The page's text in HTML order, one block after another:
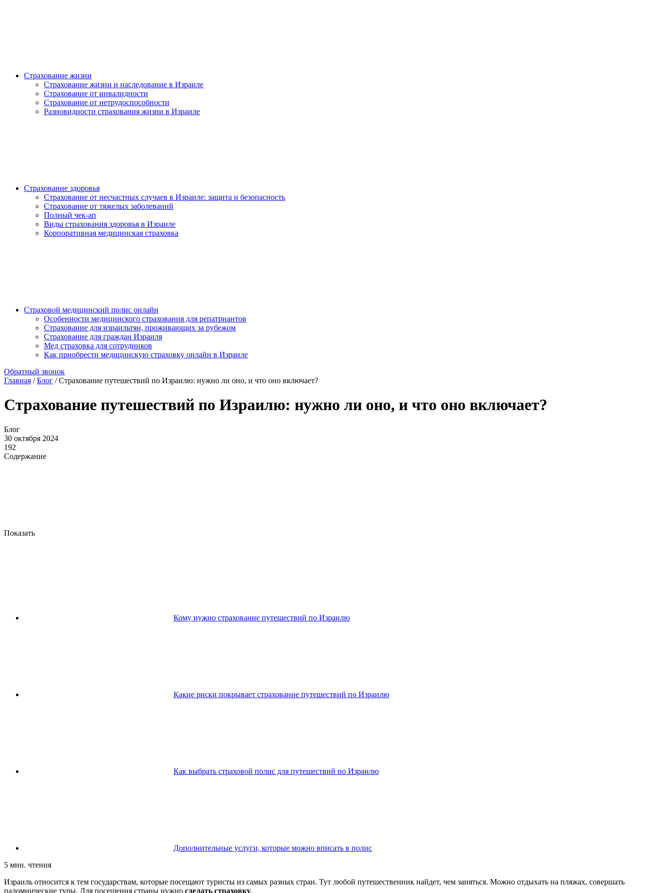
Страхование жизни
Страхование жизни и наследование в Израиле
Страхование от инвалидности
Страхование от нетрудоспособности
Разновидности страхования жизни в Израиле
Страхование здоровья
Страхование от несчастных случаев в Израиле: защита и безопасность
Страхование от тяжелых заболеваний
Полный чек-ап
Виды страхования здоровья в Израиле
Корпоративная медицинская страховка
Страховой медицинский полис онлайн
Особенности медицинского страхования для репатриантов
Страхование для израильтян, проживающих за рубежом
Страхование для граждан Израиля
Мед страховка для сотрудников
Как приобрести медицинскую страховку онлайн в Израиле
Обратный звонок
Главная /Блог /Страхование путешествий по Израилю: нужно ли оно, и что оно включает?
Страхование путешествий по Израилю: нужно ли оно, и что оно включает?
Блог
30 октября 2024
192
Содержание
Показать
Кому нужно страхование путешествий по Израилю
Какие риски покрывает страхование путешествий по Израилю
Как выбрать страховой полис для путешествий по Израилю
Дополнительные услуги, которые можно вписать в полис
5 мин. чтения
Израиль относится к тем государствам, которые посещают туристы из самых разных стран. Тут любой путешественник найдет, чем заняться. Можно отдыхать на пляжах, совершать
паломнические туры. Для посещения страны нужно сделать страховку.